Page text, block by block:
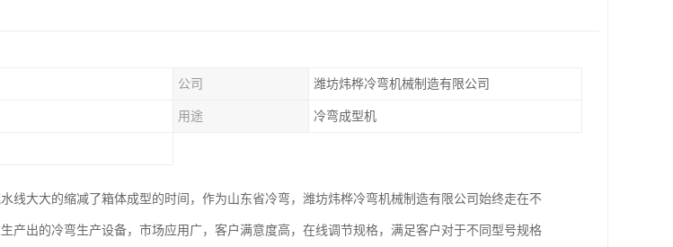
公司 潍坊炜桦冷弯机械制造有限公司
用途 冷弯成型机
线大大的缩减了箱体成型的时间，作为山东省冷弯，潍坊炜桦冷弯机械制造有限公司始终走在不
产出的冷弯生产设备，市场应用广，客户满意度高，在线调节规格，满足客户对于不同型号规格